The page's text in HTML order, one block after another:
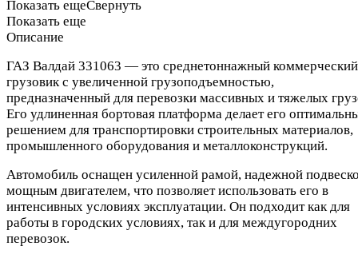
Показать ещеСвернуть
Показать еще
Описание
ГАЗ Валдай 331063 — это среднетоннажный коммерческий
грузовик с увеличенной грузоподъемностью,
предназначенный для перевозки массивных и тяжелых
Его удлиненная бортовая платформа делает его
решением для транспортировки строительных материалов,
промышленного оборудования и металлоконструкций.
Автомобиль оснащен усиленной рамой, надежной
мощным двигателем, что позволяет использовать его в
интенсивных условиях эксплуатации. Он подходит как для
работы в городских условиях, так и для междугородних
перевозок.